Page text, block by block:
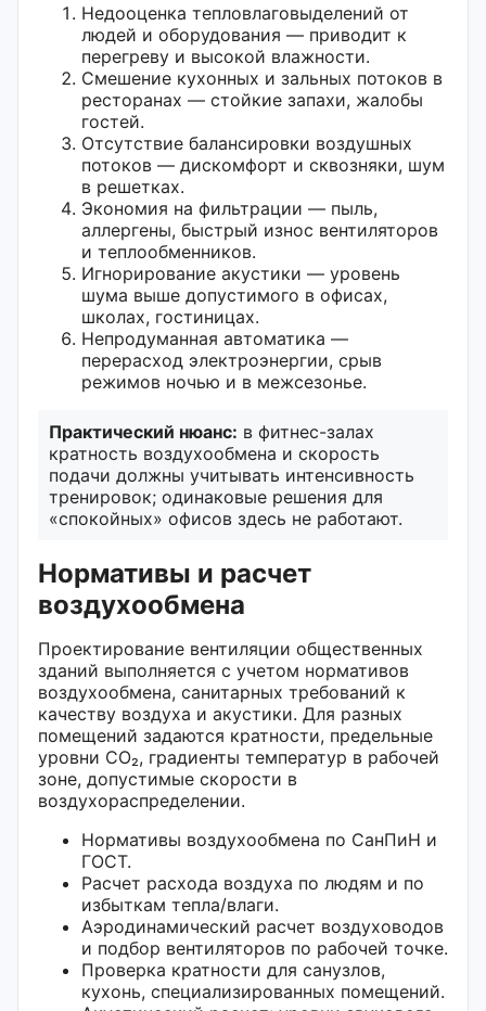
Недооценка тепловлаговыделений от
людей и оборудования — приводит к
перегреву и высокой влажности.
Смешение кухонных и зальных потоков в
ресторанах — стойкие запахи, жалобы
гостей.
Отсутствие балансировки воздушных
потоков — дискомфорт и сквозняки, шум
в решетках.
Экономия на фильтрации — пыль,
аллергены, быстрый износ вентиляторов
и теплообменников.
Игнорирование акустики — уровень
шума выше допустимого в офисах,
школах, гостиницах.
Непродуманная автоматика —
перерасход электроэнергии, срыв
режимов ночью и в межсезонье.
Практический нюанс: в фитнес-залах
кратность воздухообмена и скорость
подачи должны учитывать интенсивность
тренировок; одинаковые решения для
«спокойных» офисов здесь не работают.
Нормативы и расчет
воздухообмена
Проектирование вентиляции общественных
зданий выполняется с учетом нормативов
воздухообмена, санитарных требований к
качеству воздуха и акустики. Для разных
помещений задаются кратности, предельные
уровни CO₂, градиенты температур в рабочей
зоне, допустимые скорости в
воздухораспределении.
Нормативы воздухообмена по СанПиН и
ГОСТ.
Расчет расхода воздуха по людям и по
избыткам тепла/влаги.
Аэродинамический расчет воздуховодов
и подбор вентиляторов по рабочей точке.
Проверка кратности для санузлов,
кухонь, специализированных помещений.